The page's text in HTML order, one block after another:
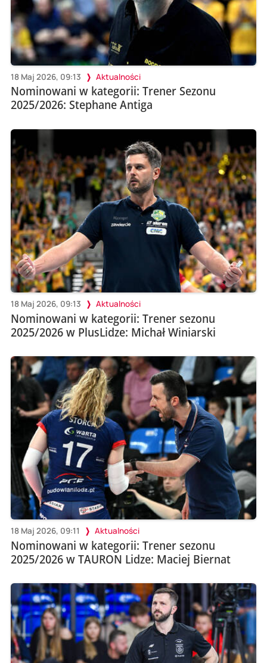
18 Maj 2026, 09:13 Aktualności
Nominowani w kategorii: Trener Sezonu
2025/2026: Stephane Antiga
18 Maj 2026, 09:13 Aktualności
Nominowani w kategorii: Trener sezonu
2025/2026 w PlusLidze: Michał Winiarski
18 Maj 2026, 09:11 Aktualności
Nominowani w kategorii: Trener sezonu
2025/2026 w TAURON Lidze: Maciej Biernat